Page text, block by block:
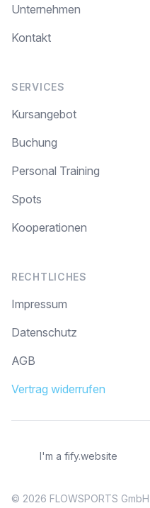
Unternehmen
Kontakt
SERVICES
Kursangebot
Buchung
Personal Training
Spots
Kooperationen
RECHTLICHES
Impressum
Datenschutz
AGB
Vertrag widerrufen
I'm a fify.website
© 2026 FLOWSPORTS GmbH